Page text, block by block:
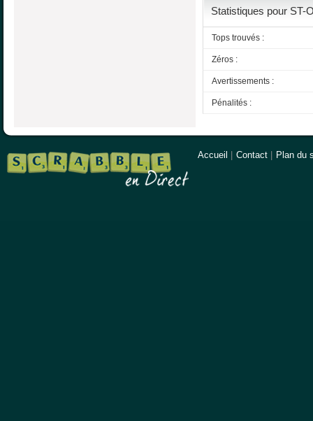
Statistiques pour ST-
Tops trouvés :
Zéros :
Avertissements :
Pénalités :
Accueil Contact Plan du